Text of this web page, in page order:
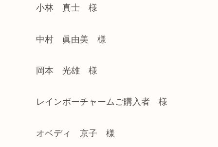
小林 真士 様
中村 眞由美 様
岡本 光雄 様
レインボーチャームご購入者 様
オベディ 京子 様